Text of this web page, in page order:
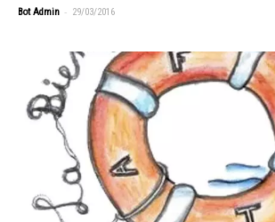
Bot Admin - 29/03/2016